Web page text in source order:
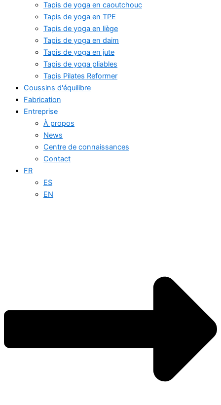
Tapis de yoga en caoutchouc
Tapis de yoga en TPE
Tapis de yoga en liège
Tapis de yoga en daim
Tapis de yoga en jute
Tapis de yoga pliables
Tapis Pilates Reformer
Coussins d'équilibre
Fabrication
Entreprise
À propos
News
Centre de connaissances
Contact
FR
ES
EN